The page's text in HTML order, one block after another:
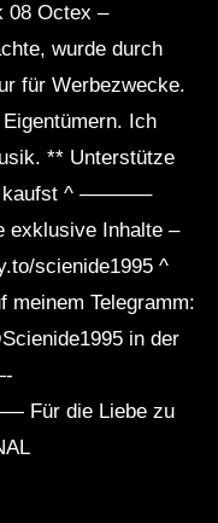
08 Octex –
wurde durch
für Werbezwecke.
Ich
** Unterstütze
kaufst ^ ———–
exklusive Inhalte –
scienide1995 ^
meinem Telegramm:
in der
die Liebe zu